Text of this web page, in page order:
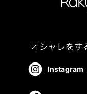
Instagram